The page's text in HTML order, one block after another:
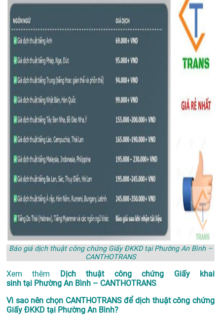
Báo giá dịch thuật công chứng Giấy ĐKKD tại Phường An Bình –
CANTHOTRANS
Xem thêm
Dịch thuật công chứng Giấy khai
sinh tại Phường An Bình – CANTHOTRANS
Vì sao nên chọn CANTHOTRANS để dịch thuật công chứng
Giấy ĐKKD tại Phường An Bình?